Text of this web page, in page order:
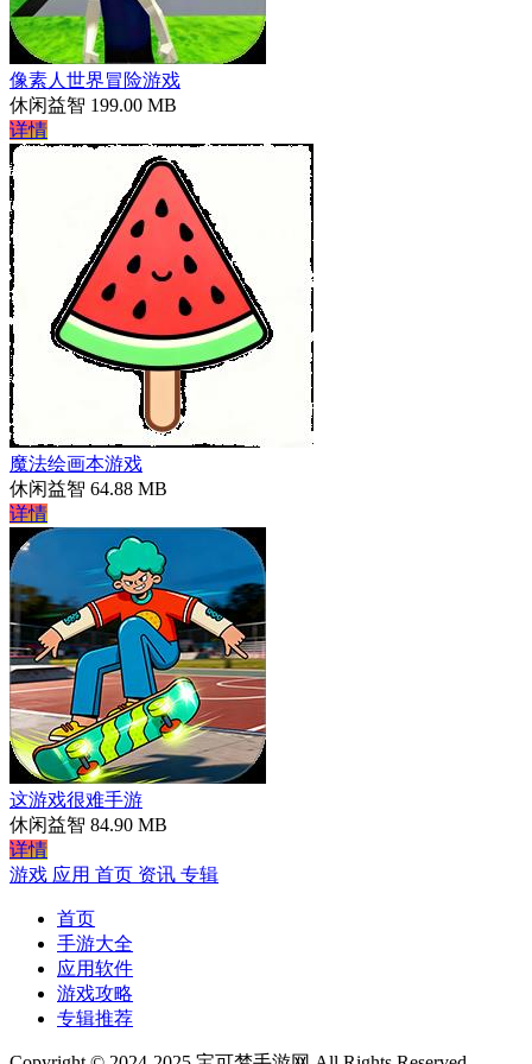
像素人世界冒险游戏
休闲益智 199.00 MB
详情
魔法绘画本游戏
休闲益智 64.88 MB
详情
这游戏很难手游
休闲益智 84.90 MB
详情
游戏 应用 首页 资讯 专辑
首页
手游大全
应用软件
游戏攻略
专辑推荐